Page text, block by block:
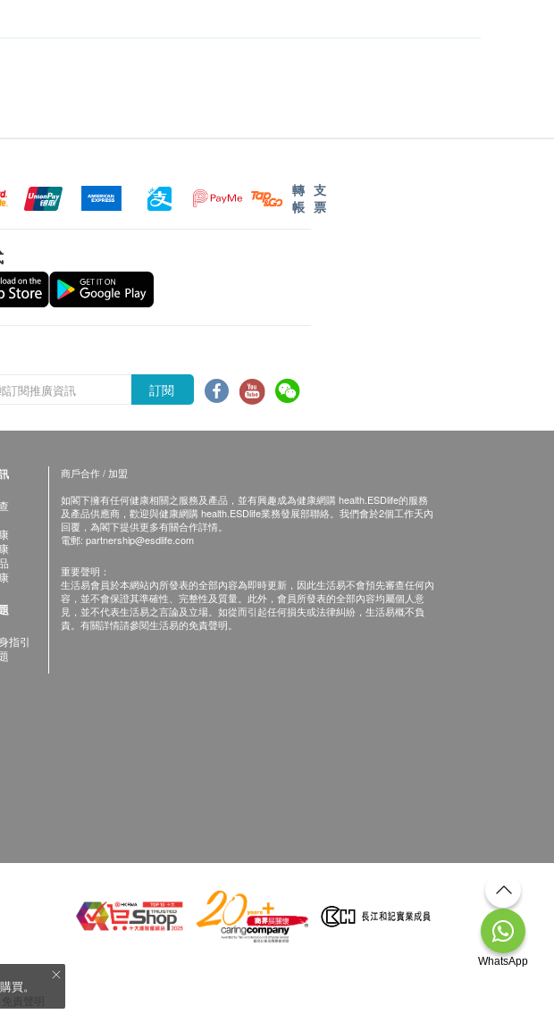
轉
帳
支
票
訂閱
指引
商戶合作 / 加盟
如閣下擁有任何健康相關之服務及產品，並有興趣成為健康網購 health.ESDlife的服務
及產品供應商，歡迎與健康網購 health.ESDlife業務發展部聯絡。我們會於2個工作天內
回覆，為閣下提供更多有關合作詳情。
電郵: partnership@esdlife.com
重要聲明：
生活易會員於本網站內所發表的全部內容為即時更新，因此生活易不會預先審查任何內
容，並不會保證其準確性、完整性及質量。此外，會員所發表的全部內容均屬個人意
見，並不代表生活易之言論及立場。如從而引起任何損失或法律糾紛，生活易概不負
責。有關詳情請參閱生活易的免責聲明。
免責聲明
WhatsApp
買。